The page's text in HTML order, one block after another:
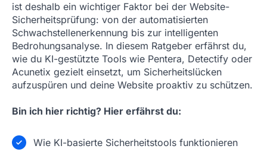
ist deshalb ein wichtiger Faktor bei der Website-
Sicherheitsprüfung: von der automatisierten
Schwachstellenerkennung bis zur intelligenten
Bedrohungsanalyse. In diesem Ratgeber erfährst du,
wie du KI-gestützte Tools wie Pentera, Detectify oder
Acunetix gezielt einsetzt, um Sicherheitslücken
aufzuspüren und deine Website proaktiv zu schützen.
Bin ich hier richtig? Hier erfährst du:
Wie KI-basierte Sicherheitstools funktionieren